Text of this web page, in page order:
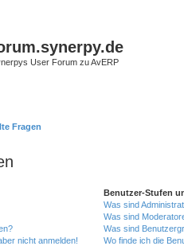
User Forum zu AvERP
Fragen
nicht anmelden!
Benutzer-Stufen
Was sind
Was sind
Was sind
Wo finde ich die